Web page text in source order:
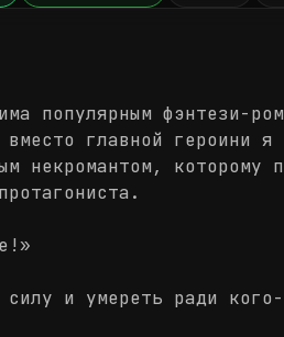
популярным фэнтези-
главной героини я
некромантом, которому
силу и умереть ради